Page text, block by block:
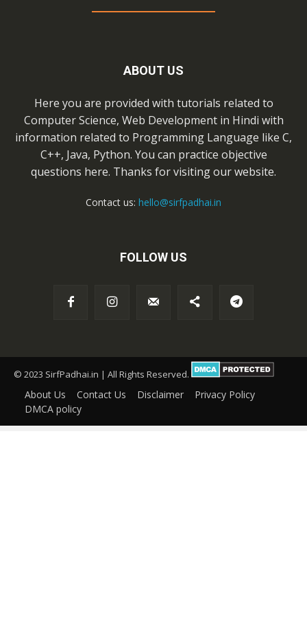
ABOUT US
Here you are provided with tutorials related to
Computer Science, Web Development in Hindi with
information related to Programming Language like C,
C++, Java, Python. You can practice objective
questions here. Thanks for visiting our website.
Contact us: hello@sirfpadhai.in
FOLLOW US
© 2023 SirfPadhai.in | All Rights Reserved.
About Us Contact Us Disclaimer
Privacy Policy
DMCA policy